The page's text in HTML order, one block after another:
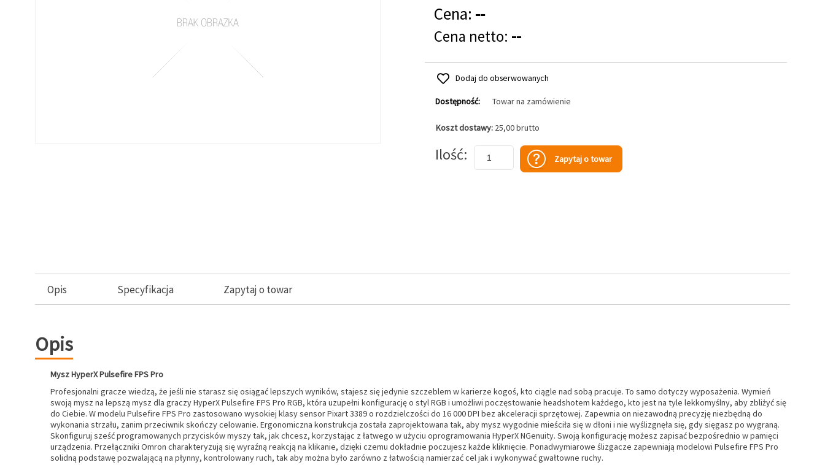
Cena: --
Cena netto: --
Dodaj do obserwowanych
Dostępność: Towar na zamówienie
Koszt dostawy: 25,00 brutto
Ilość Zapytaj o towar
Opis Specyfikacja Zapytaj o towar
Opis
Mysz HyperX Pulsefire FPS Pro
Profesjonalni gracze wiedzą, że jeśli nie starasz się osiągać lepszych wyników, stajesz się jedynie szczeblem w karierze kogoś, kto ciągle nad sobą pracuje. To samo dotyczy wyposażenia. Wymień
swoją mysz na lepszą mysz dla graczy HyperX Pulsefire FPS Pro RGB, która uzupełni konfigurację o styl RGB i umożliwi poczęstowanie headshotem każdego, kto jest na tyle lekkomyślny, aby zbliżyć się
do Ciebie. W modelu Pulsefire FPS Pro zastosowano wysokiej klasy sensor Pixart 3389 o rozdzielczości do 16 000 DPI bez akceleracji sprzętowej. Zapewnia on niezawodną precyzję niezbędną do
wykonania strzału, zanim przeciwnik skończy celowanie. Ergonomiczna konstrukcja została zaprojektowana tak, aby mysz wygodnie mieściła się w dłoni i nie wyślizgnęła się, gdy sięgasz po wygraną.
Skonfiguruj sześć programowanych przycisków myszy tak, jak chcesz, korzystając z łatwego w użyciu oprogramowania HyperX NGenuity. Swoją konfigurację możesz zapisać bezpośrednio w pamięci
urządzenia. Przełączniki Omron charakteryzują się wyraźną reakcją na klikanie, dzięki czemu dokładnie poczujesz każde kliknięcie. Ponadwymiarowe ślizgacze zapewniają modelowi Pulsefire FPS Pro
solidną podstawę pozwalającą na płynny, kontrolowany ruch, tak aby można było zarówno z łatwością namierzać cel jak i wykonywać gwałtowne ruchy.